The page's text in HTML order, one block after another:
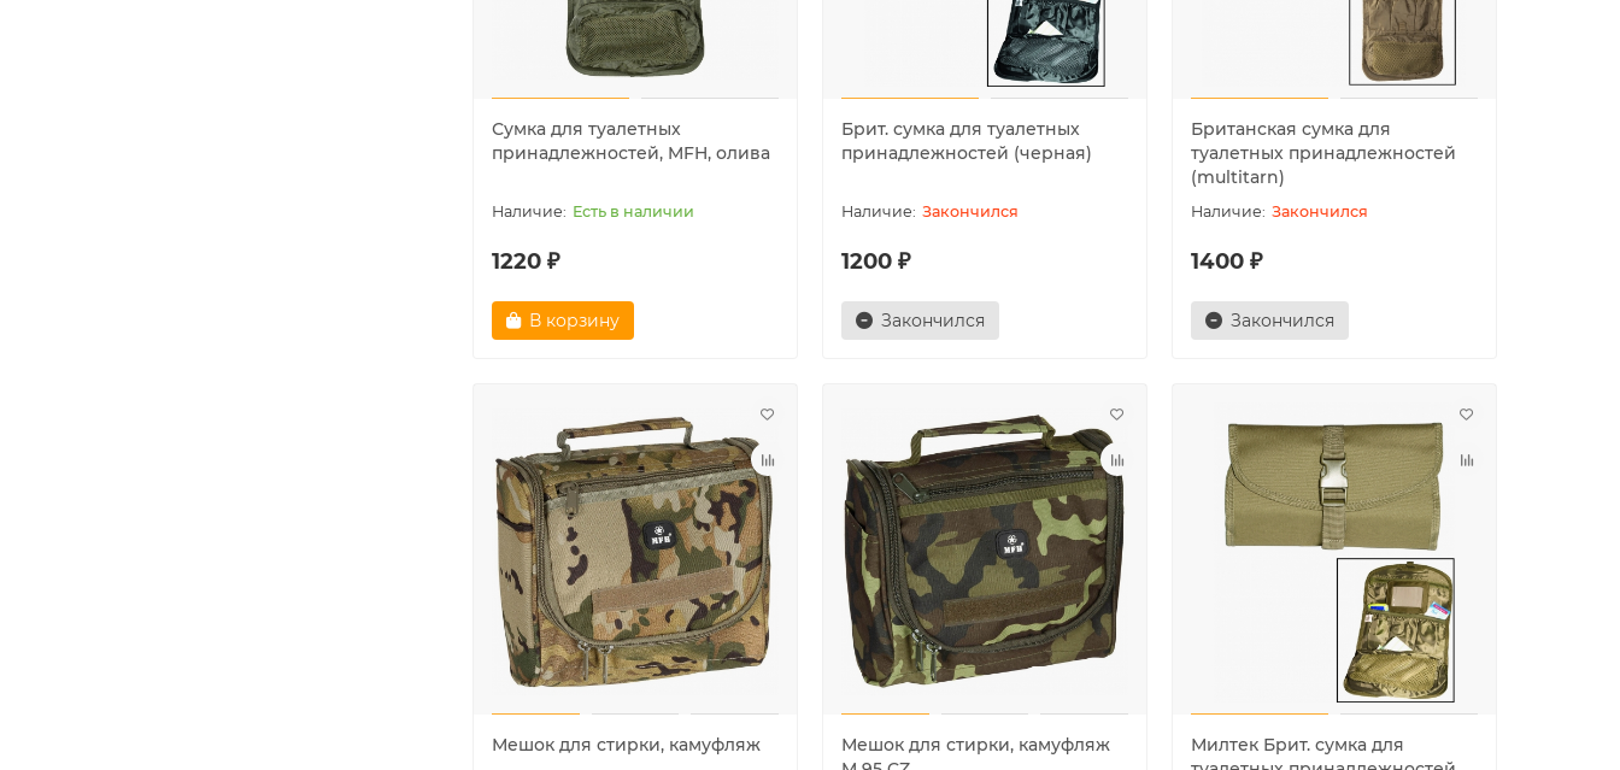
Сумка для туалетных
принадлежностей, MFH, олива
Есть в наличии
1220 ₽
В корзину
Брит. сумка для туалетных
принадлежностей (черная)
Закончился
1200 ₽
Закончился
Британская сумка для
туалетных принадлежностей
(multitarn)
Закончился
1400 ₽
Закончился
Мешок для стирки, камуфляж
Мешок для стирки, камуфляж
Милтек Брит. сумка для